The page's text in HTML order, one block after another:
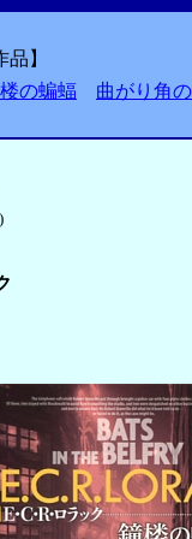
】
の蝙蝠 曲がり角